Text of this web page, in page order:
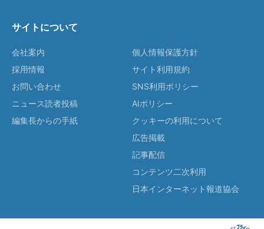
サイトについて
会社案内
採用情報
お問い合わせ
ニュース読者投稿
編集長からの手紙
個人情報保護方針
サイト利用規約
SNS利用ポリシー
AIポリシー
クッキーの利用について
広告掲載
記事配信
コンテンツ二次利用
日本インターネット報道協会